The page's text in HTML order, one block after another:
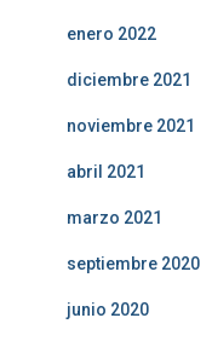
enero 2022
diciembre 2021
noviembre 2021
abril 2021
marzo 2021
septiembre 2020
junio 2020